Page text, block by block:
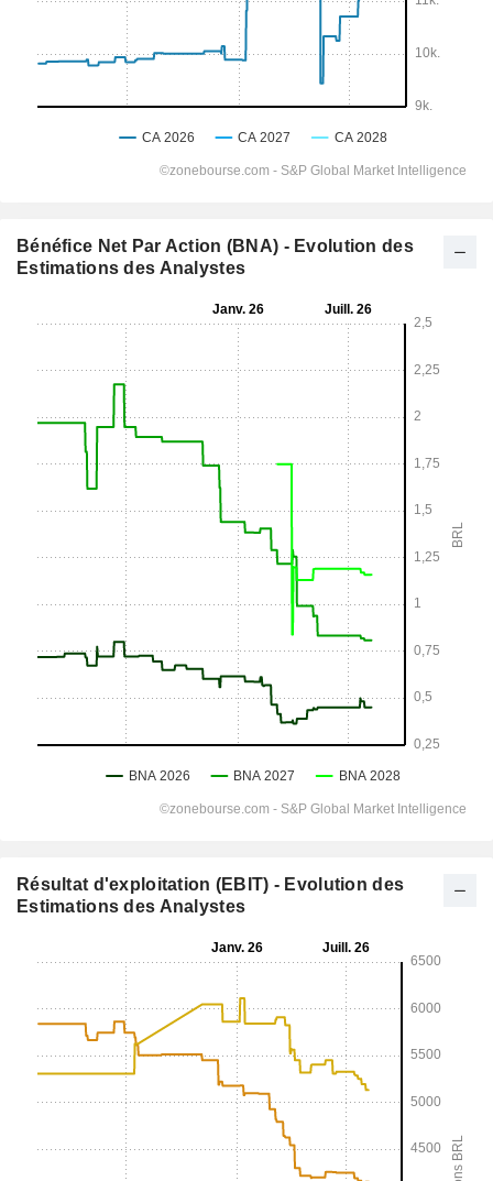
Bénéfice Net Par Action (BNA) - Evolution des
Estimations des Analystes
Résultat d'exploitation (EBIT) - Evolution des
Estimations des Analystes